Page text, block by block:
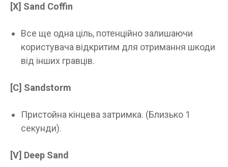
[X] Sand Coffin
Все ще одна ціль, потенційно залишаючи
користувача відкритим для отримання шкоди
від інших гравців.
[C] Sandstorm
Пристойна кінцева затримка. (Близько 1
секунди).
[V] Deep Sand